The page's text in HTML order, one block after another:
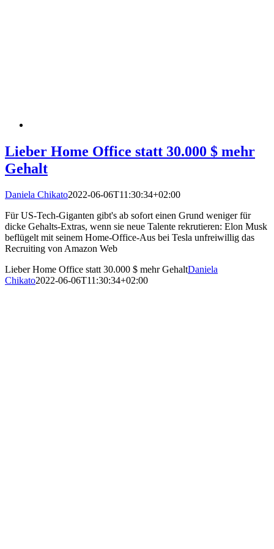
Lieber Home Office statt 30.000 $ mehr
Gehalt
Daniela Chikato2022-06-06T11:30:34+02:00
Für US-Tech-Giganten gibt's ab sofort einen Grund weniger für
dicke Gehalts-Extras, wenn sie neue Talente rekrutieren: Elon Musk
beflügelt mit seinem Home-Office-Aus bei Tesla unfreiwillig das
Recruiting von Amazon Web
Lieber Home Office statt 30.000 $ mehr GehaltDaniela
Chikato2022-06-06T11:30:34+02:00